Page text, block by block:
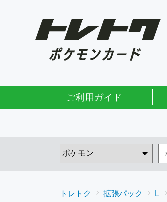
ご利用ガイド
トレトク 拡張パック L